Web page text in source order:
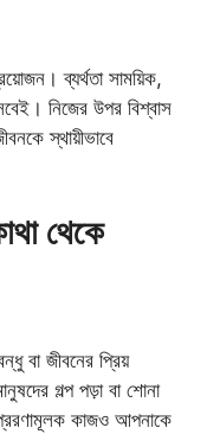
ব্যর্থতা সাময়িক,
নিজের উপর বিশ্বাস
স্থায়ীভাবে
থেকে
বা জীবনের প্রিয়
গল্প পড়া বা শোনা
কাজও আপনাকে